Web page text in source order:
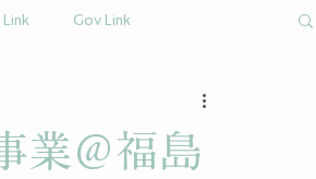
Link Gov Link
業＠福島